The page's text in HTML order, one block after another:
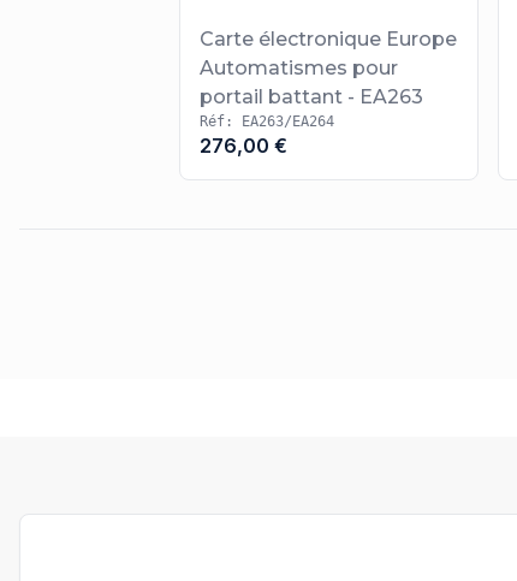
Carte électronique Europe
Automatismes pour
portail battant - EA263
Réf: EA263/EA264
276,00 €